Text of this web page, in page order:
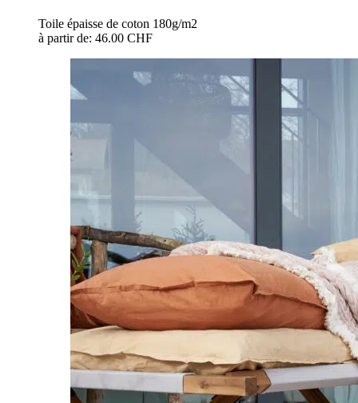
Toile épaisse de coton 180g/m2
à partir de: 46.00 CHF